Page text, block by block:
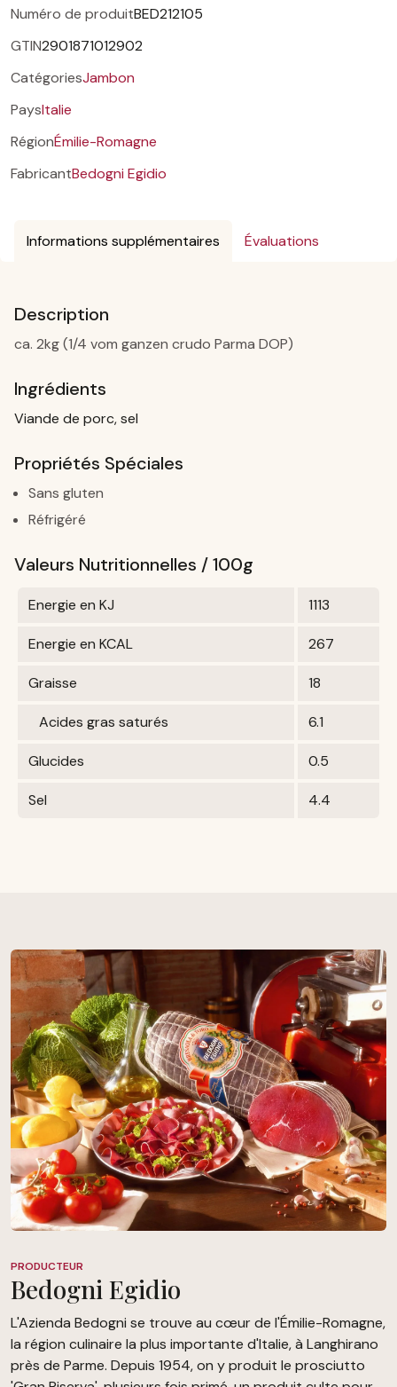
Numéro de produitBED212105
GTIN2901871012902
CatégoriesJambon
PaysItalie
RégionÉmilie-Romagne
FabricantBedogni Egidio
Informations supplémentaires Évaluations
Description
ca. 2kg (1/4 vom ganzen crudo Parma DOP)
Ingrédients
Viande de porc, sel
Propriétés Spéciales
Sans gluten
Réfrigéré
Valeurs Nutritionnelles / 100g
Energie en KJ 1113
Energie en KCAL 267
Graisse 18
Acides gras saturés 6.1
Glucides 0.5
Sel 4.4
PRODUCTEUR
Bedogni Egidio
L'Azienda Bedogni se trouve au cœur de l'Émilie-Romagne,
la région culinaire la plus importante d'Italie, à Langhirano
près de Parme. Depuis 1954, on y produit le prosciutto